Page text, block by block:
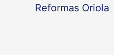
Reformas Oriola